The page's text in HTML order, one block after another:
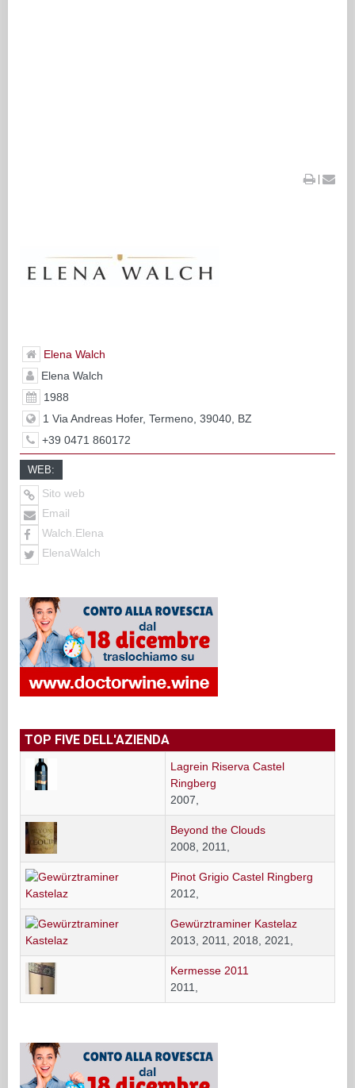
|
Elena Walch
Elena Walch
1988
1 Via Andreas Hofer, Termeno, 39040, BZ
+39 0471 860172
WEB:
Sito web
Email
Walch.Elena
ElenaWalch
TOP FIVE DELL'AZIENDA
Lagrein Riserva Castel
Ringberg
2007,
Beyond the Clouds
2008, 2011,
Pinot Grigio Castel Ringberg
2012,
Gewürztraminer Kastelaz
2013, 2011, 2018, 2021,
Kermesse 2011
2011,